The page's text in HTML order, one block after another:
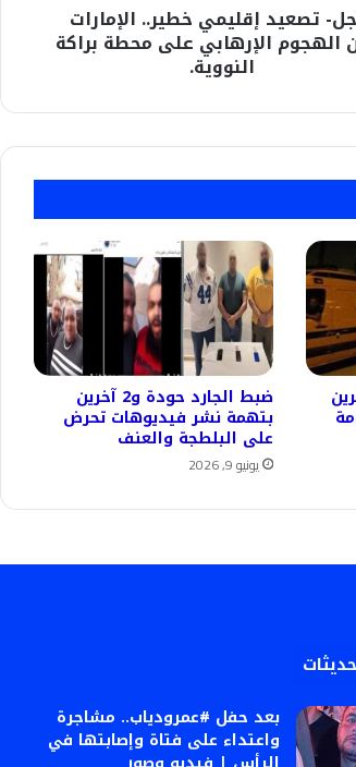
تصعيد إقليمي خطير.. الإمارات
الهجوم الإرهابي على محطة براكة
النووية.
4 آخرين ضبط الجارد حودة و2 آخرين
بتهمة نشر فيديوهات تحرض
على البلطجة والعنف
يونيو 9, 2026
بعد حفل #عمرودياب.. مشاجرة
واعتداء على فتاة وإصابتها في